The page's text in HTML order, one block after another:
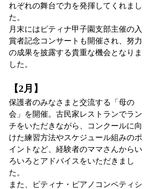
れぞれの舞台で力を発揮してくれまし
た。
月末にはピティナ甲子園支部主催の入
賞者記念コンサートも開催され、努力
の成果を披露する貴重な機会となりま
した。
【2月】
保護者のみなさまと交流する「母の
会」を開催。古民家レストランでラン
チをいただきながら、コンクールに向
けた練習方法やスケジュール組みのポ
イントなど、経験者のママさんからい
ろいろとアドバイスをいただきまし
た。
また、ピティナ・ピアノコンペティシ